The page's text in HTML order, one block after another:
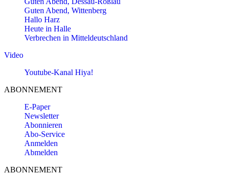
Guten Abend, Wittenberg
Hallo Harz
Heute in Halle
Verbrechen in Mitteldeutschland
Video
Youtube-Kanal Hiya!
ABONNEMENT
E-Paper
Newsletter
Abonnieren
Abo-Service
Anmelden
Abmelden
ABONNEMENT